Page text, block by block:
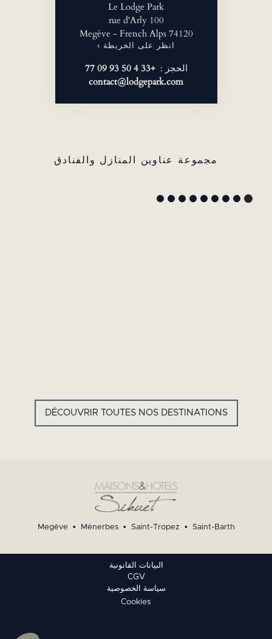
Le Lodge Park
100 rue d'Arly
74120 Megève - French Alps
انظر على الخريطة ›
الحجز :+33 4 50 93 09 77
contact@lodgepark.com
مجموعة عناوين المنازل والفنادق
BARTH -
FRENCH
WEST
DÉCOUVRIR TOUTES NOS DESTINATIONS
Megève • Ménerbes• Saint-Tropez • Saint-Barth
البيانات القانونية
CGV
سياسة الخصوصية
Cookies